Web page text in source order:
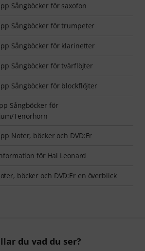
Sångböcker för saxofon
Sångböcker för trumpeter
Sångböcker för klarinetter
Sångböcker för tvärflöjter
Sångböcker för blockflöjter
Sångböcker för
Tenorhorn
Noter, böcker och DVD:Er
för Hal Leonard
böcker och DVD:Er en överblick
du vad du ser?